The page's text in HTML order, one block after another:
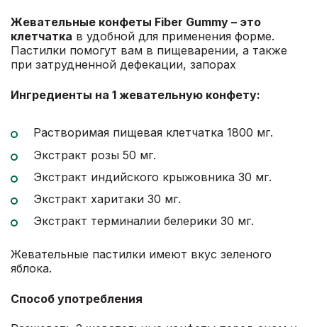
Жевательные конфеты Fiber Gummy – это
клетчатка в удобной для применения форме.
Пастилки помогут вам в пищеварении, а также
при затрудненной дефекации, запорах
Ингредиенты на 1 жевательную конфету:
Растворимая пищевая клетчатка 1800 мг.
Экстракт розы 50 мг.
Экстракт индийского крыжовника 30 мг.
Экстракт харитаки 30 мг.
Экстракт терминалии белерики 30 мг.
Жевательные пастилки имеют вкус зеленого
яблока.
Способ употребления